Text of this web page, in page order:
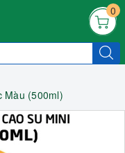
0
Màu (500ml)